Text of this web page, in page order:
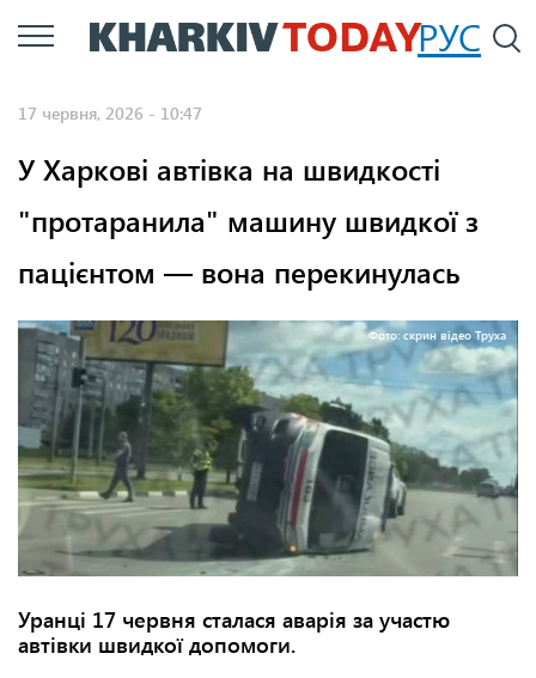
Перейти
до
РУС
17 червня, 2026 - 10:47
У Харкові автівка на швидкості
"протаранила" машину швидкої з
пацієнтом — вона перекинулась
Фото: скрин відео Труха
Уранці 17 червня сталася аварія за участю
автівки швидкої допомоги.